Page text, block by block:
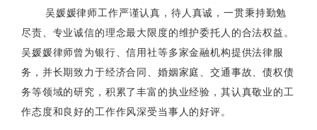
吴媛媛律师工作严谨认真，待人真诚，一贯秉持勤勉
尽责、专业诚信的理念最大限度的维护委托人的合法权益。
吴媛媛律师曾为银行、信用社等多家金融机构提供法律服
务，并长期致力于经济合同、婚姻家庭、交通事故、债权债
务等领域的研究，积累了丰富的执业经验，其认真敬业的工
作态度和良好的工作作风深受当事人的好评。